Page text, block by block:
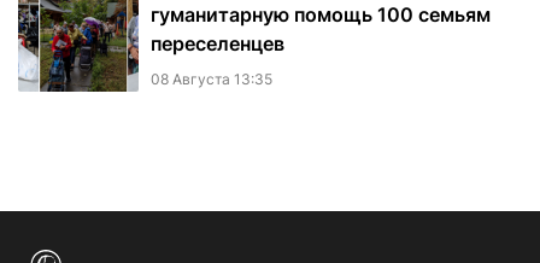
гуманитарную помощь 100 семьям
переселенцев
08 Августа 13:35